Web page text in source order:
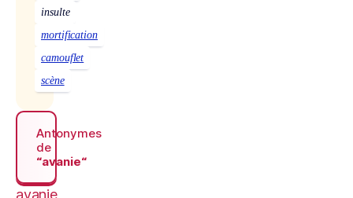
insulte
mortification
camouflet
scène
Antonymes
de
“avanie“
avanie